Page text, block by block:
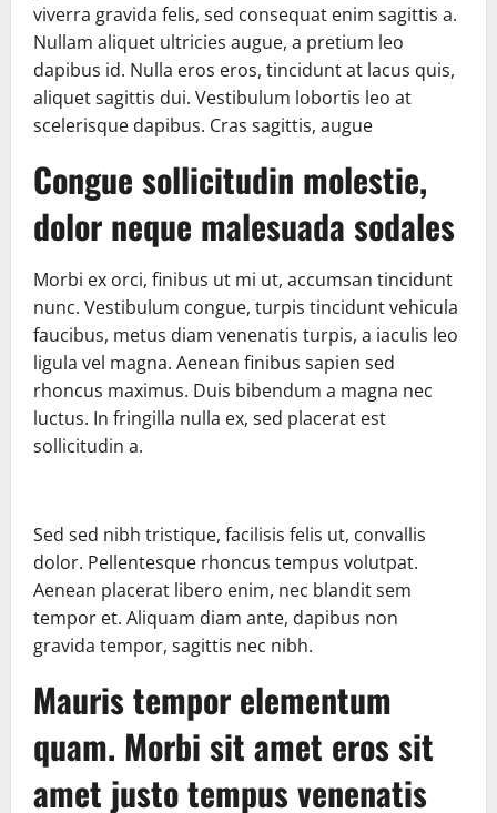
viverra gravida felis, sed consequat enim sagittis a.
Nullam aliquet ultricies augue, a pretium leo
dapibus id. Nulla eros eros, tincidunt at lacus quis,
aliquet sagittis dui. Vestibulum lobortis leo at
scelerisque dapibus. Cras sagittis, augue
Congue sollicitudin molestie,
dolor neque malesuada sodales
Morbi ex orci, finibus ut mi ut, accumsan tincidunt
nunc. Vestibulum congue, turpis tincidunt vehicula
faucibus, metus diam venenatis turpis, a iaculis leo
ligula vel magna. Aenean finibus sapien sed
rhoncus maximus. Duis bibendum a magna nec
luctus. In fringilla nulla ex, sed placerat est
sollicitudin a.
Sed sed nibh tristique, facilisis felis ut, convallis
dolor. Pellentesque rhoncus tempus volutpat.
Aenean placerat libero enim, nec blandit sem
tempor et. Aliquam diam ante, dapibus non
gravida tempor, sagittis nec nibh.
Mauris tempor elementum
quam. Morbi sit amet eros sit
amet justo tempus venenatis